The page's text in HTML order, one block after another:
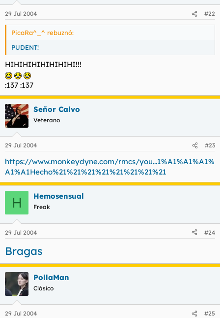
29 Jul 2004 #22
PicaRa^_^ rebuznó:
PUDENT!
HIHIHIHIHIHIHIHI!!!
:137 :137
Señor Calvo
Veterano
29 Jul 2004 #23
https://www.monkeydyne.com/rmcs/you...1%A1%A1%A1%
A1%A1Hecho%21%21%21%21%21%21%21%21
H Hemosensual
Freak
29 Jul 2004 #24
Bragas
PollaMan
Clásico
29 Jul 2004 #25